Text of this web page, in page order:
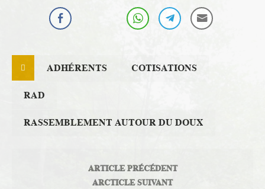
ADHÉRENTS COTISATIONS
RAD
RASSEMBLEMENT AUTOUR DU DOUX
ARTICLE PRÉCÉDENT
ARCTICLE SUIVANT